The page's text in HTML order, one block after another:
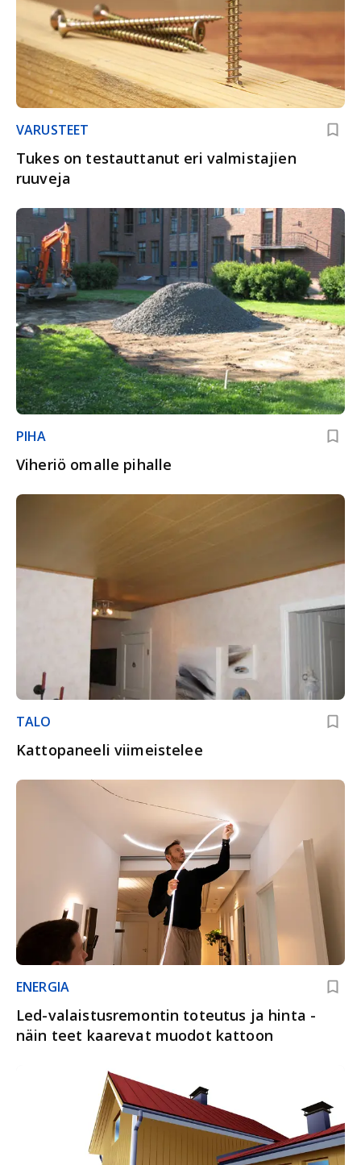
VARUSTEET
Tukes on testauttanut eri valmistajien
ruuveja
PIHA
Viheriö omalle pihalle
TALO
Kattopaneeli viimeistelee
ENERGIA
Led-valaistusremontin toteutus ja hinta -
näin teet kaarevat muodot kattoon